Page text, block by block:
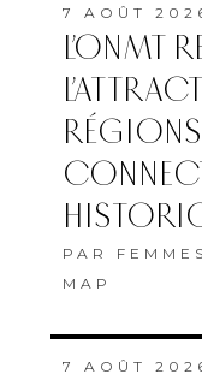
7 AOÛT
L’ONMT
PAR
MAP
7 AOÛT